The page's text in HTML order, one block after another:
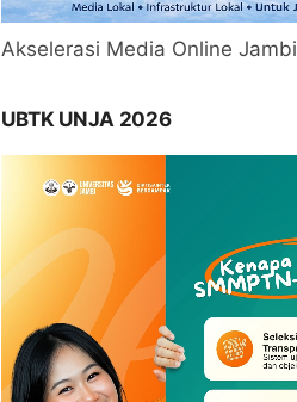
Akselerasi Media Online Jambi
UBTK UNJA 2026